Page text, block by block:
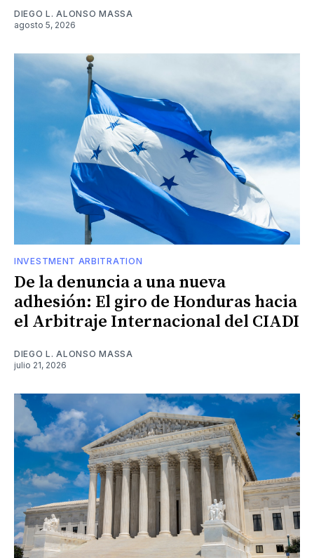
DIEGO L. ALONSO MASSA
agosto 5, 2026
INVESTMENT ARBITRATION
De la denuncia a una nueva
adhesión: El giro de Honduras hacia
el Arbitraje Internacional del CIADI
DIEGO L. ALONSO MASSA
julio 21, 2026